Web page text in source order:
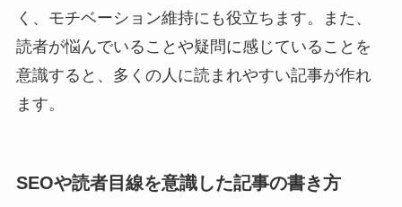
く、モチベーション維持にも役立ちます。また、
読者が悩んでいることや疑問に感じていることを
意識すると、多くの人に読まれやすい記事が作れ
ます。
SEOや読者目線を意識した記事の書き方